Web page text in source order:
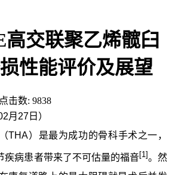
高交联聚乙烯髋臼
性能评价及展望
点击数: 9838
月27日）
）是最为成功的骨科手术之一，
疾病患者带来了不可估量的福音[1]。然